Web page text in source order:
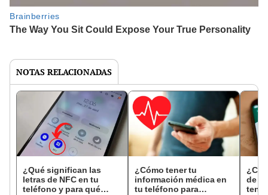
NOTAS RELACIONADAS
¿Qué significan las
letras de NFC en tu
teléfono y para qué
¿Cómo tener tu
información médica en
tu teléfono para
de